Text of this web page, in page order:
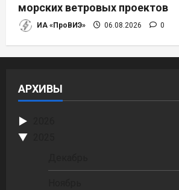
морских ветровых проектов
ИА «ПроВИЭ» 06.08.2026 0
АРХИВЫ